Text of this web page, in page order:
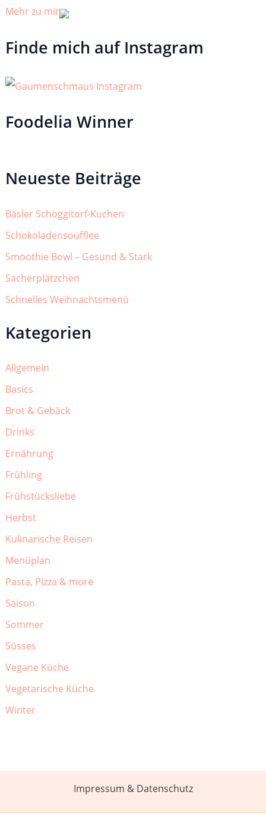
Mehr zu mir
Finde mich auf Instagram
Foodelia Winner
Neueste Beiträge
Basler Schoggitorf-Kuchen
Schokoladensoufflee
Smoothie Bowl – Gesund & Stark
Sacherplätzchen
Schnelles Weihnachtsmenü
Kategorien
Allgemein
Basics
Brot & Gebäck
Drinks
Ernährung
Frühling
Frühstücksliebe
Herbst
Kulinarische Reisen
Menüplan
Pasta, Pizza & more
Saison
Sommer
Süsses
Vegane Küche
Vegetarische Küche
Winter
Impressum & Datenschutz